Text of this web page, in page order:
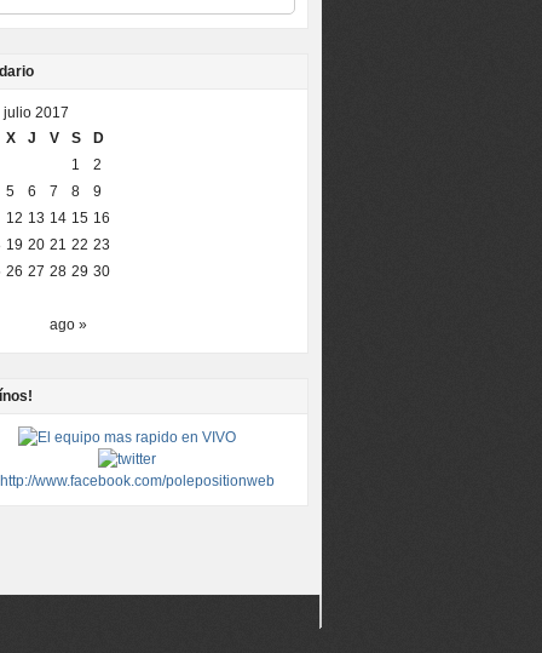
julio 2017
X
J V S D
ago »
1
2
5
6 7 8
9
12 13 14 15 16
19 20 21 22 23
26 27 28 29 30